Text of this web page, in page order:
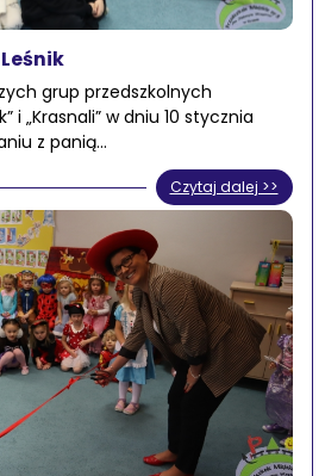
grup przedszkolnych
i „Krasnali” w dniu 10 stycznia
z panią…
Czytaj dalej >>